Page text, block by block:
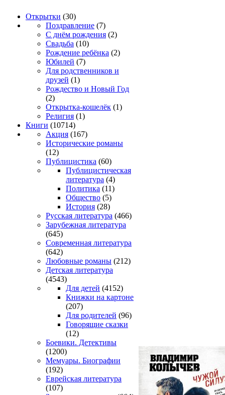
Открытки (30)
Поздравление (7)
С днём рождения (2)
Свадьба (10)
Рождение ребёнка (2)
Юбилей (7)
Для родственников и
друзей (1)
Рождество и Новый Год
(2)
Открытка-кошелёк (1)
Религия (1)
Книги (10714)
Акция (167)
Исторические романы
(12)
Публицистика (60)
Публицистическая
литература (4)
Политика (11)
Общество (5)
История (28)
Русская литература (466)
Зарубежная литература
(645)
Современная литература
(642)
Любовные романы (212)
Детская литература
(4543)
Для детей (4152)
Книжки на картоне
(207)
Для родителей (96)
Говорящие сказки
(12)
Боевики. Детективы
(1200)
Мемуары. Биографии
(192)
Еврейская литература
(107)